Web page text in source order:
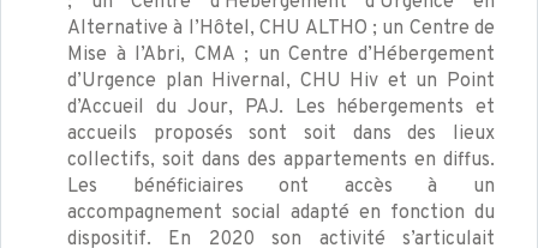
Alternative à l’Hôtel, CHU ALTHO ; un Centre de
Mise à l’Abri, CMA ; un Centre d’Hébergement
d’Urgence plan Hivernal, CHU Hiv et un Point
d’Accueil du Jour, PAJ. Les hébergements et
accueils proposés sont soit dans des lieux
collectifs, soit dans des appartements en diffus.
Les bénéficiaires ont accès à un
accompagnement social adapté en fonction du
dispositif. En 2020 son activité s’articulait